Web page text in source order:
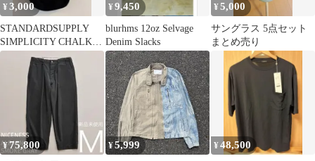
¥3,000
STANDARDSUPPLY
SIMPLICITY CHALK
SHOULDER
¥9,450
blurhms 12oz Selvage
Denim Slacks
¥5,000
サングラス 5点セット
まとめ売り
¥75,800 ¥5,999 ¥48,500